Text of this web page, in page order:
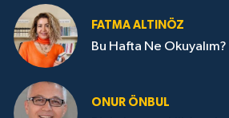
FATMA ALTINÖZ
Bu Hafta Ne
ONUR ÖNBUL